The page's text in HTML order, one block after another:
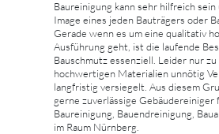
Baureinigung kann sehr hilfreich
Image eines jeden Bauträgers oder
Gerade wenn es um eine qualitativ
Ausführung geht, ist die laufende
Bauschmutz essenziell. Leider nur
hochwertigen Materialien unnötig
langfristig versiegelt. Aus diesem
gerne zuverlässige Gebäudereiniger
Baureinigung, Bauendreinigung,
im Raum Nürnberg.